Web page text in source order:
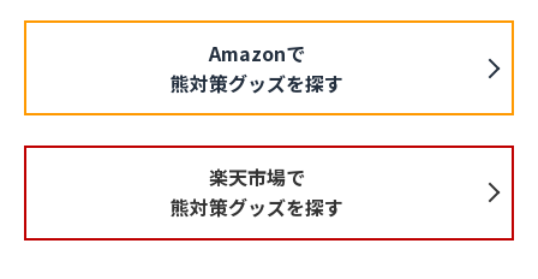
Amazonで
熊対策グッズを探す
楽天市場で
熊対策グッズを探す